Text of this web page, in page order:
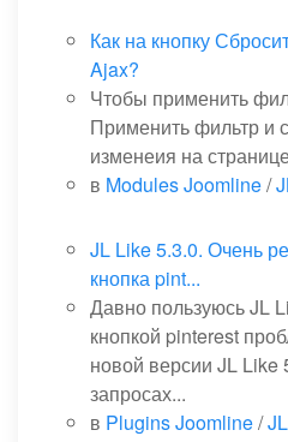
Как на кнопку
Ajax?
Чтобы применить
Применить фильтр и
изменеия на
в Modules Joomline/
JL Like 5.3.0. Очень
кнопка pint...
Давно пользуюсь JL
кнопкой pinterest
новой версии JL Like
запросах...
в Plugins Joomline/